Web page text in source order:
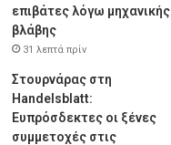
επιβάτες λόγω μηχανικής
βλάβης
31 λεπτά πρίν
Στουρνάρας στη
Handelsblatt:
Ευπρόσδεκτες οι ξένες
συμμετοχές στις